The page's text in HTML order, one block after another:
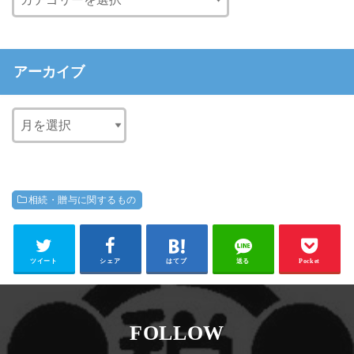
アーカイブ
相続・贈与に関するもの
ツイート シェア はてブ 送る Pocket
FOLLOW